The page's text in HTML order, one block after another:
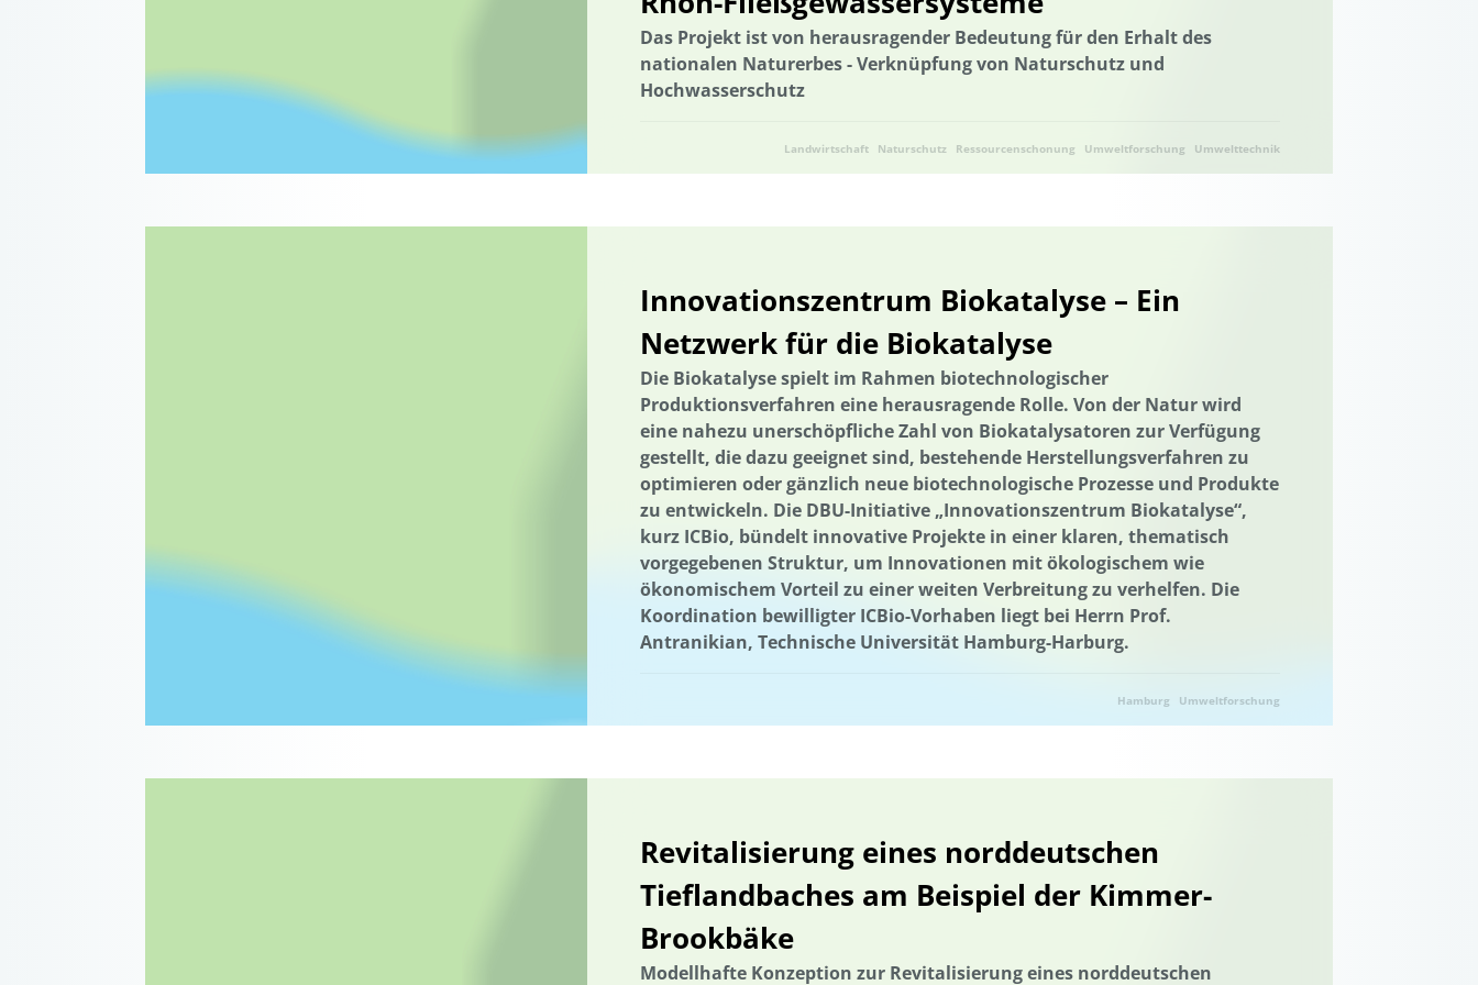
Digitaler Landschaftsplan
Digitalisierung Digitalisierung Trinkwasserversorgung
E-Learning
Ökosystemleistungen Bildung
Bildung / Kommunikation
Energetische Transformation der Städte
Energetische Transformation der Städte
Erhöhung der Akzeptanz und Kommunikation
Ernährung
Erneuerbare Energien
Erprobung von neuen Methoden
Machbarkeitsstudie
Lebensmittelverschwendung
Förderung der Vielfalt der Kulturlandschaft
Wälder und Waldschutz Gamification
Geschlechtergerechtigkeit
Erdwärme Gesamtenergiesystem
Geschlechtergerechtigkeit
GIS-basierter Methodenbaukasten
GIS-basierter Methodenbaukasten Governance
Governance
Grenzüberschreitend
Netzausbau Grundwasser Grundwasser Grüne Anleihen
Hamburg
Wärmeversorgung
Hessen
Holzbau in größeren Gebäudevolumina
Erhöhung der Akzeptanz und Kommunikation
Industriegebiet
Industriegebiet
Informationsvermittlung
Informationsvermittlung
Innovative Kooperationsformate
Interdisziplinärer Einsatz
Interdisziplinärer Einsatz
Wissensabgleich und Erfahrungsaustausch
Wissenstransfer
Kreislaufwirtschaft
Kulturgüterschutz Kunststoffrecycling Landnutzung
Ländliche Regionen
Landschaftliche Resilienz
Landschaftsfunktionen Landschaftsplanung
Landwirtschaft
Lebensmittelverschwendung
Niedersachsen Machbarkeitsstudie
Management von Habitatbäumen
Management von Habitatbäumen
Marine Umweltbildung
Mecklenburg-Vorpommern Meeresnaturschutz
Kommunale Raumplanung
Das Projekt ist von herausragender Bedeutung für den Erhalt des
nationalen Naturerbes - Verknüpfung von Naturschutz und
Hochwasserschutz
Landwirtschaft Naturschutz Ressourcenschonung Umweltforschung Umwelttechnik
Innovationszentrum Biokatalyse – Ein
Netzwerk für die Biokatalyse
Die Biokatalyse spielt im Rahmen biotechnologischer
Produktionsverfahren eine herausragende Rolle. Von der Natur wird
eine nahezu unerschöpfliche Zahl von Biokatalysatoren zur Verfügung
gestellt, die dazu geeignet sind, bestehende Herstellungsverfahren zu
optimieren oder gänzlich neue biotechnologische Prozesse und Produkte
zu entwickeln. Die DBU-Initiative „Innovationszentrum Biokatalyse“,
kurz ICBio, bündelt innovative Projekte in einer klaren, thematisch
vorgegebenen Struktur, um Innovationen mit ökologischem wie
ökonomischem Vorteil zu einer weiten Verbreitung zu verhelfen. Die
Koordination bewilligter ICBio-Vorhaben liegt bei Herrn Prof.
Antranikian, Technische Universität Hamburg-Harburg.
Hamburg Umweltforschung
Revitalisierung eines norddeutschen
Tieflandbaches am Beispiel der Kimmer-
Brookbäke
Modellhafte Konzeption zur Revitalisierung eines norddeutschen